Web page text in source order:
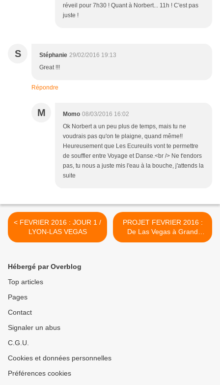
réveil pour 7h30 ! Quant à Norbert... 11h ! C'est pas
juste !
S Stéphanie 29/02/2016 19:13
Great !!!
Répondre
M Momo 08/03/2016 16:02
Ok Norbert a un peu plus de temps, mais tu ne
voudrais pas qu'on te plaigne, quand même!!
Heureusement que Les Ecureuils vont te permettre
de souffler entre Voyage et Danse.<br /> Ne t'endors
pas, tu nous a juste mis l'eau à la bouche, j'attends la
suite
< FEVRIER 2016 : JOUR 1 /
LYON-LAS VEGAS
PROJET FEVRIER 2016 :
De Las Vegas à Grand
Junction >
Hébergé par Overblog
Top articles
Pages
Contact
Signaler un abus
C.G.U.
Cookies et données personnelles
Préférences cookies